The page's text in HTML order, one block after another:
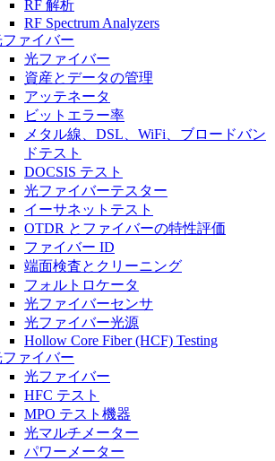
RF 解析
RF Spectrum Analyzers
ファイバー
光ファイバー
資産とデータの管理
アッテネータ
ビットエラー率
メタル線、DSL、WiFi、ブロードバン
ドテスト
DOCSIS テスト
光ファイバーテスター
イーサネットテスト
OTDR とファイバーの特性評価
ファイバー ID
端面検査とクリーニング
フォルトロケータ
光ファイバーセンサ
光ファイバー光源
Hollow Core Fiber (HCF) Testing
ファイバー
光ファイバー
HFC テスト
MPO テスト機器
光マルチメーター
パワーメーター